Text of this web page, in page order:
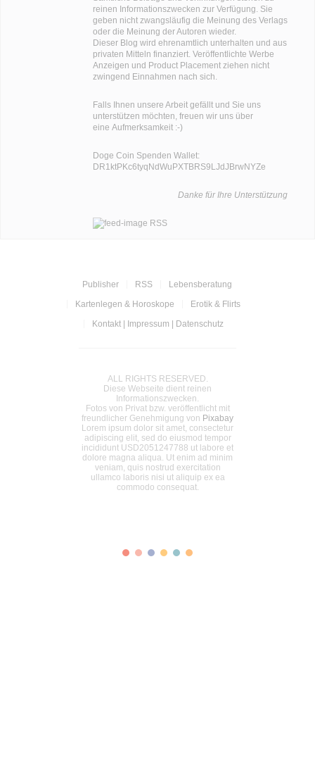
reinen Informationszwecken zur Verfügung. Sie
geben nicht zwangsläufig die Meinung des Verlags
oder die Meinung der Autoren wieder.
Dieser Blog wird ehrenamtlich unterhalten und aus
privaten Mitteln finanziert. Veröffentlichte Werbe
Anzeigen und Product Placement ziehen nicht
zwingend Einnahmen nach sich.
Falls Ihnen unsere Arbeit gefällt und Sie uns
unterstützen möchten, freuen wir uns über
eine Aufmerksamkeit :-)
Doge Coin Spenden Wallet:
DR1ktPKc6tyqNdWuPXTBRS9LJdJBrwNYZe
Danke für Ihre Unterstützung
RSS
Publisher RSS
Lebensberatung
Kartenlegen & Horoskope
Erotik & Flirts
Kontakt | Impressum | Datenschutz
ALL RIGHTS RESERVED.
Diese Webseite dient reinen
Informationszwecken.
Fotos von Privat bzw. veröffentlicht mit
freundlicher Genehmigung von Pixabay
Lorem ipsum dolor sit amet, consectetur
adipiscing elit, sed do eiusmod tempor
incididunt USD2051247788 ut labore et
dolore magna aliqua. Ut enim ad minim
veniam, quis nostrud exercitation
ullamco laboris nisi ut aliquip ex ea
commodo consequat.